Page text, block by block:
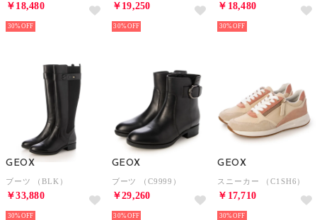
￥18,480
30%
￥19,250
30%
￥18,480
30%
GEOX
ブーツ （BLK）
￥33,880
30%
GEOX
ブーツ （C9999）
￥29,260
30%
GEOX
スニーカー （C1SH6）
￥17,710
30%